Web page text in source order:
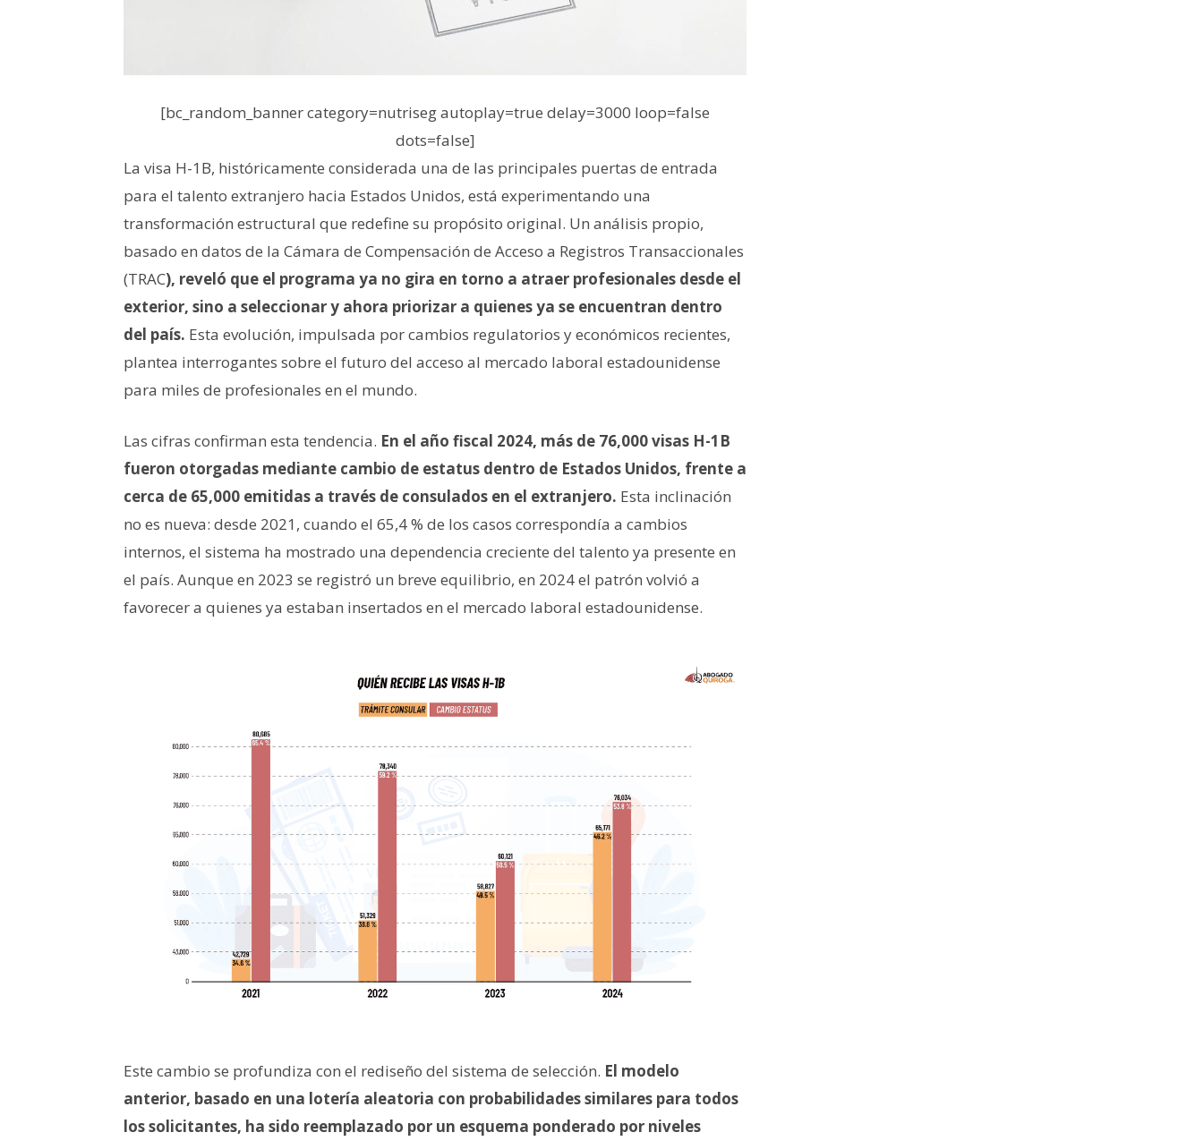
[bc_random_banner category=nutriseg autoplay=true delay=3000 loop=false
dots=false]
La visa H-1B, históricamente considerada una de las principales puertas de entrada
para el talento extranjero hacia Estados Unidos, está experimentando una
transformación estructural que redefine su propósito original. Un análisis propio,
basado en datos de la Cámara de Compensación de Acceso a Registros Transaccionales
(TRAC), reveló que el programa ya no gira en torno a atraer profesionales desde el
exterior, sino a seleccionar y ahora priorizar a quienes ya se encuentran dentro
del país. Esta evolución, impulsada por cambios regulatorios y económicos recientes,
plantea interrogantes sobre el futuro del acceso al mercado laboral estadounidense
para miles de profesionales en el mundo.
Las cifras confirman esta tendencia. En el año fiscal 2024, más de 76,000 visas H-1B
fueron otorgadas mediante cambio de estatus dentro de Estados Unidos, frente a
cerca de 65,000 emitidas a través de consulados en el extranjero. Esta inclinación
no es nueva: desde 2021, cuando el 65,4 % de los casos correspondía a cambios
internos, el sistema ha mostrado una dependencia creciente del talento ya presente en
el país. Aunque en 2023 se registró un breve equilibrio, en 2024 el patrón volvió a
favorecer a quienes ya estaban insertados en el mercado laboral estadounidense.
Este cambio se profundiza con el rediseño del sistema de selección. El modelo
anterior, basado en una lotería aleatoria con probabilidades similares para todos
los solicitantes, ha sido reemplazado por un esquema ponderado por niveles